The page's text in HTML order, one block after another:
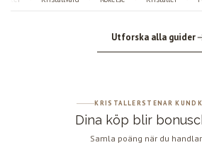
Utforska alla guider
KRISTALLERSTENAR
Dina köp blir
Samla poäng när du